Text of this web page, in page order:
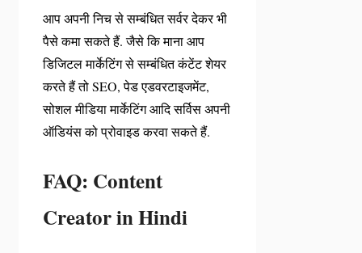
आप अपनी निच से सम्बंधित सर्वर देकर भी
पैसे कमा सकते हैं. जैसे कि माना आप
डिजिटल मार्केटिंग से सम्बंधित कंटेंट शेयर
करते हैं तो SEO, पेड एडवरटाइजमेंट,
सोशल मीडिया मार्केटिंग आदि सर्विस अपनी
ऑडियंस को प्रोवाइड करवा सकते हैं.
FAQ: Content
Creator in Hindi